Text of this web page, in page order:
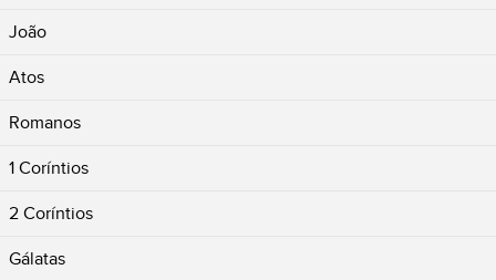
João
Atos
Romanos
1 Coríntios
2 Coríntios
Gálatas